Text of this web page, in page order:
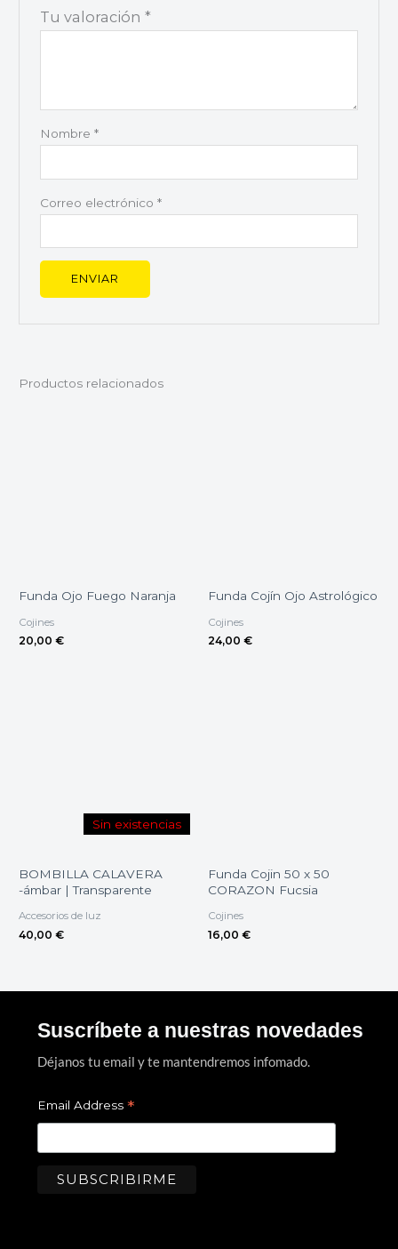
Tu valoración *
Nombre *
Correo electrónico *
Productos relacionados
Funda Ojo Fuego Naranja
Cojines
20,00 €
Funda Cojín Ojo Astrológico
Cojines
24,00 €
Sin existencias
BOMBILLA CALAVERA
-ámbar | Transparente
Accesorios de luz
40,00 €
Funda Cojin 50 x 50
CORAZON Fucsia
Cojines
16,00 €
Suscríbete a nuestras novedades
Déjanos tu email y te mantendremos infomado.
Email Address *